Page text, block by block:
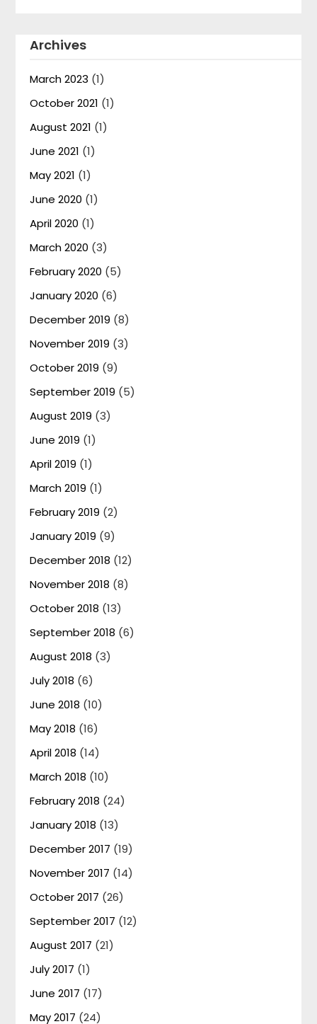
Archives
March 2023 (1)
October 2021 (1)
August 2021 (1)
June 2021 (1)
May 2021 (1)
June 2020 (1)
April 2020 (1)
March 2020 (3)
February 2020 (5)
January 2020 (6)
December 2019 (8)
November 2019 (3)
October 2019 (9)
September 2019 (5)
August 2019 (3)
June 2019 (1)
April 2019 (1)
March 2019 (1)
February 2019 (2)
January 2019 (9)
December 2018 (12)
November 2018 (8)
October 2018 (13)
September 2018 (6)
August 2018 (3)
July 2018 (6)
June 2018 (10)
May 2018 (16)
April 2018 (14)
March 2018 (10)
February 2018 (24)
January 2018 (13)
December 2017 (19)
November 2017 (14)
October 2017 (26)
September 2017 (12)
August 2017 (21)
July 2017 (1)
June 2017 (17)
May 2017 (24)